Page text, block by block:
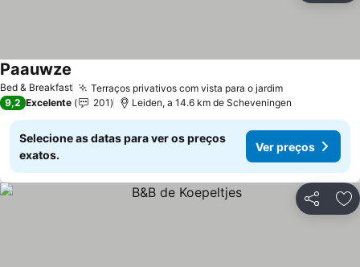
Bed & Breakfast Terraços privativos com vista para o jardimVer preços
Paauwze
9,2 Excelente 201 Leiden, a 14.6 km de Scheveningen
Selecione as datas para ver os preços
exatos.
Ver preços
Partilhar